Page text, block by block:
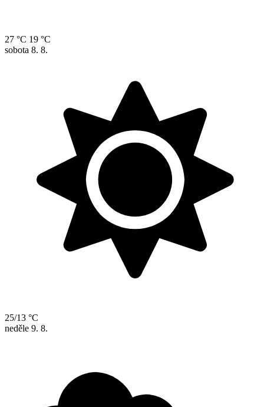
27 °C 19 °C
sobota 8. 8.
25/13 °C
neděle 9. 8.